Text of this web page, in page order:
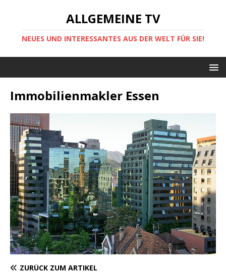
ALLGEMEINE TV
NEUES UND INTERESSANTES AUS DER WELT FÜR SIE!
Immobilienmakler Essen
ZURÜCK ZUM ARTIKEL